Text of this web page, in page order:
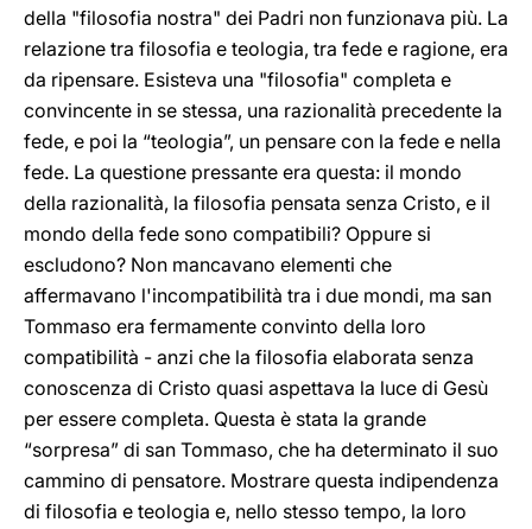
della "filosofia nostra" dei Padri non funzionava più. La
relazione tra filosofia e teologia, tra fede e ragione, era
da ripensare. Esisteva una "filosofia" completa e
convincente in se stessa, una razionalità precedente la
fede, e poi la “teologia”, un pensare con la fede e nella
fede. La questione pressante era questa: il mondo
della razionalità, la filosofia pensata senza Cristo, e il
mondo della fede sono compatibili? Oppure si
escludono? Non mancavano elementi che
affermavano l'incompatibilità tra i due mondi, ma san
Tommaso era fermamente convinto della loro
compatibilità - anzi che la filosofia elaborata senza
conoscenza di Cristo quasi aspettava la luce di Gesù
per essere completa. Questa è stata la grande
“sorpresa” di san Tommaso, che ha determinato il suo
cammino di pensatore. Mostrare questa indipendenza
di filosofia e teologia e, nello stesso tempo, la loro